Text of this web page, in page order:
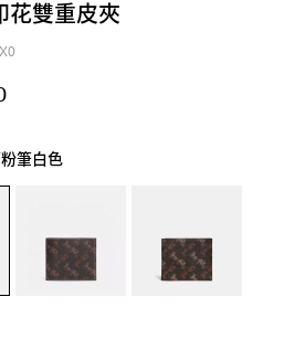
花雙重皮夾
筆白色